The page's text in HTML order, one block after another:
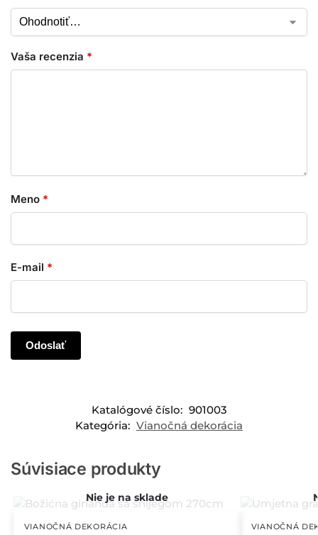
Vaša recenzia *
Meno *
E-mail *
Katalógové číslo: 901003
Kategória: Vianočná dekorácia
Súvisiace produkty
VIANOČNÁ DEKORÁCIA VIANOČNÁ